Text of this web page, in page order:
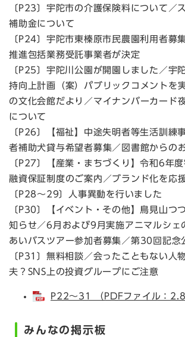
〔P23〕宇陀市の介護保険料について／
補助金について
〔P24〕宇陀市東榛原市民農園利用者募
推進包括業務受託事業者が決定
〔P25〕宇陀川公園が開園しました／宇
持向上計画（案）パブリックコメントを
の文化会館だより／マイナンバーカード
について
〔P26〕【福祉】中途失明者等生活訓練
者補助犬貸与希望者募集／図書館からの
〔P27〕【産業・まちづくり】令和6年
融資保証制度のご案内／ブランド化を応
〔P28～29〕人事異動を行いました
〔P30〕【イベント・その他】鳥見山つ
知らせ／6月および9月実施アニマルシェ
あいバスツアー参加者募集／第30回記念
〔P31〕無料相談／会ったこともない人
夫？SNS上の投資グループにご注意
P22～31 （PDFファイル：
みんなの掲示板